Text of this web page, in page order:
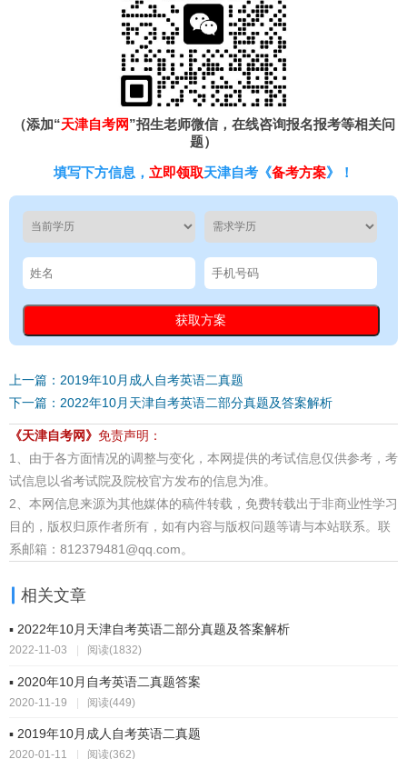
（添加“天津自考网”招生老师微信，在线咨询报名报考等相关问
题）
填写下方信息， 立即领取天津自考《备考方案》！
上一篇：2019年10月成人自考英语二真题
下一篇：2022年10月天津自考英语二部分真题及答案解析
《天津自考网》 免责声明：
1、由于各方面情况的调整与变化，本网提供的考试信息仅供参考，考
试信息以省考试院及院校官方发布的信息为准。
2、本网信息来源为其他媒体的稿件转载，免费转载出于非商业性学习
目的，版权归原作者所有，如有内容与版权问题等请与本站联系。联
系邮箱：812379481@qq.com。
相关文章
▪ 2022年10月天津自考英语二部分真题及答案解析
2022-11-03 | 阅读(1832)
▪ 2020年10月自考英语二真题答案
2020-11-19 | 阅读(449)
▪ 2019年10月成人自考英语二真题
2020-01-11 阅读(362)